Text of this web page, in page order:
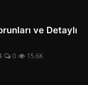
ve Detaylı
0 15.6K